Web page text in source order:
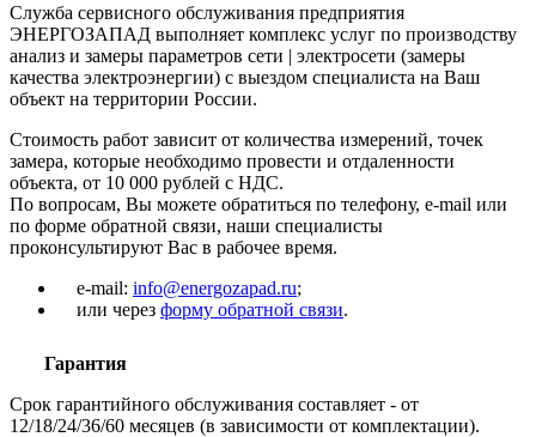
Служба сервисного обслуживания предприятия
ЭНЕРГОЗАПАД выполняет комплекс услуг по производству
анализ и замеры параметров сети | электросети (замеры
качества электроэнергии) с выездом специалиста на Ваш
объект на территории России.
Стоимость работ зависит от количества измерений, точек
замера, которые необходимо провести и отдаленности
объекта, от 10 000 рублей с НДС.
По вопросам, Вы можете обратиться по телефону, e-mail или
по форме обратной связи, наши специалисты
проконсультируют Вас в рабочее время.
e-mail: info@energozapad.ru;
или через форму обратной связи.
Гарантия
Срок гарантийного обслуживания составляет - от
12/18/24/36/60 месяцев (в зависимости от комплектации).